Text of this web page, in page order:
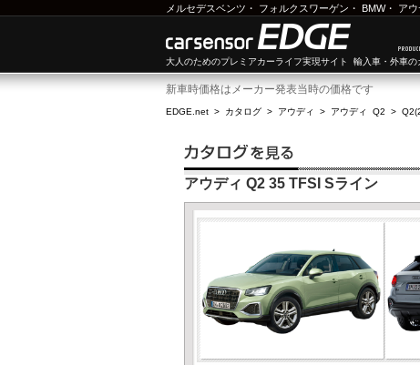
メルセデスベンツ ・ フォルクスワーゲン ・ BMW・ アウ
大人のためのプレミアカーライフ実現サイト 輸入車・外車の
新車時価格はメーカー発表当時の価格です
EDGE.net > カタログ > アウディ > アウディ Q2 >
アウディ Q2 35 TFSI Sライン